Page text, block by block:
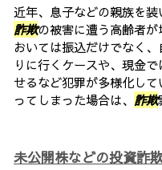
近年、息子などの親族を
詐欺の被害に遭う高齢者
おいては振込だけでなく
りに行くケースや、現金
せるなど犯罪が多様化し
ってしまった場合は、 詐欺
未公開株などの投資詐